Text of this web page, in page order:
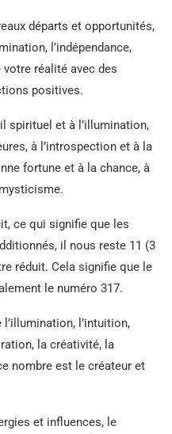
départs et opportunités,
l’indépendance,
réalité avec des
positives.
spirituel et à l’illumination,
à l’introspection et à la
fortune et à la chance, à
ce qui signifie que les
il nous reste 11 (3
réduit. Cela signifie que le
le numéro 317.
l’intuition,
la créativité, la
nombre est le créateur et
et influences, le